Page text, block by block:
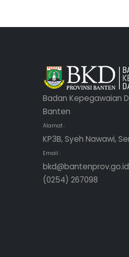
Badan Kepegawaian
Banten
Alamat :
KP3B, Syeh Nawawi,
Email :
bkd@bantenprov.go.id
(0254) 267098